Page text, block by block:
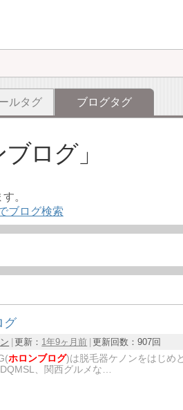
ルタグ ブログタグ
ブログ
。
ブログ検索
グ
更新： 1年9ヶ月前 更新回数：907回
ホロンブログ)は脱毛器ケノンをはじめ
、関西グルメな…